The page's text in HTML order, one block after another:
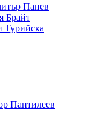
Панев
Брайт
Турийска
Пантилеев